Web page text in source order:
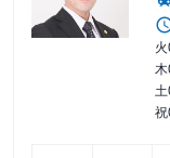
火
木
土
祝